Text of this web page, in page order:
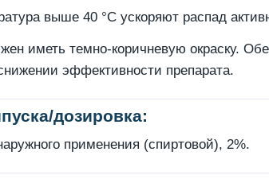
выше 40 °С ускоряют распад
иметь темно-коричневую окраску.
эффективности препарата.
дозировка:
применения (спиртовой), 2%.